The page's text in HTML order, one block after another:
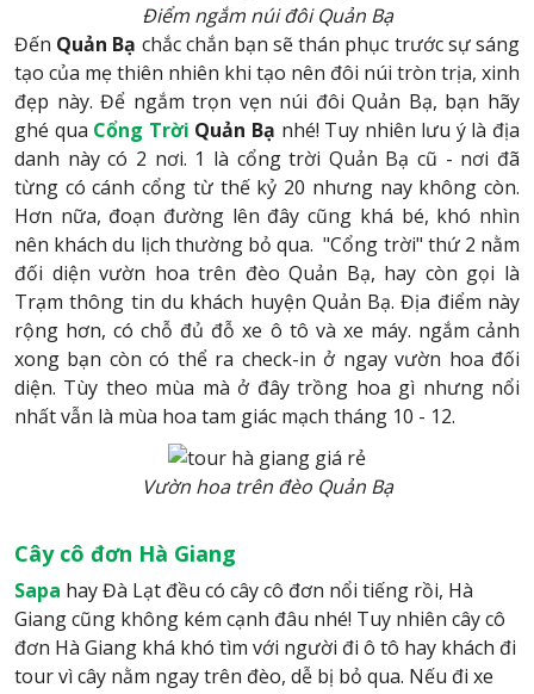
Điểm ngắm núi đôi Quản Bạ
Đến Quản Bạ chắc chắn bạn sẽ thán phục trước sự sáng
tạo của mẹ thiên nhiên khi tạo nên đôi núi tròn trịa, xinh
đẹp này. Để ngắm trọn vẹn núi đôi Quản Bạ, bạn hãy
ghé qua Cổng Trời Quản Bạ nhé! Tuy nhiên lưu ý là địa
danh này có 2 nơi. 1 là cổng trời Quản Bạ cũ - nơi đã
từng có cánh cổng từ thế kỷ 20 nhưng nay không còn.
Hơn nữa, đoạn đường lên đây cũng khá bé, khó nhìn
nên khách du lịch thường bỏ qua. "Cổng trời" thứ 2 nằm
đối diện vườn hoa trên đèo Quản Bạ, hay còn gọi là
Trạm thông tin du khách huyện Quản Bạ. Địa điểm này
rộng hơn, có chỗ đủ đỗ xe ô tô và xe máy. ngắm cảnh
xong bạn còn có thể ra check-in ở ngay vườn hoa đối
diện. Tùy theo mùa mà ở đây trồng hoa gì nhưng nổi
nhất vẫn là mùa hoa tam giác mạch tháng 10 - 12.
Vườn hoa trên đèo Quản Bạ
Cây cô đơn Hà Giang
Sapa hay Đà Lạt đều có cây cô đơn nổi tiếng rồi, Hà
Giang cũng không kém cạnh đâu nhé! Tuy nhiên cây cô
đơn Hà Giang khá khó tìm với người đi ô tô hay khách đi
tour vì cây nằm ngay trên đèo, dễ bị bỏ qua. Nếu đi xe